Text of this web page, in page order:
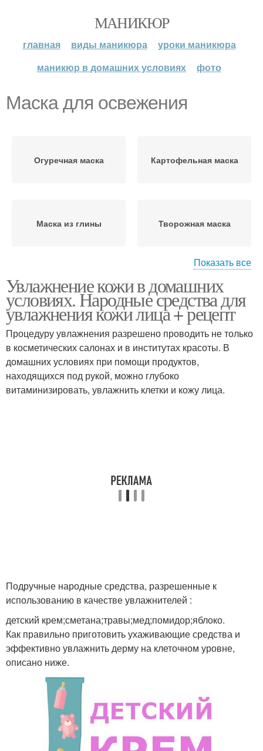
МАНИКЮР
главная виды маникюра
уроки маникюра
маникюр в домашних условиях
фото
Маска для освежения
Огуречная маска Картофельная маска
Маска из глины Творожная маска
Маска из томатов Маски для лица
Показать все
Увлажнение кожи в домашних
условиях. Народные средства для
увлажнения кожи лица + рецепт
Процедуру увлажнения разрешено проводить не только
в косметических салонах и в институтах красоты. В
домашних условиях при помощи продуктов,
находящихся под рукой, можно глубоко
витаминизировать, увлажнить клетки и кожу лица.
Подручные народные средства, разрешенные к
использованию в качестве увлажнителей :
детский крем;сметана;травы;мед;помидор;яблоко.
Как правильно приготовить ухаживающие средства и
эффективно увлажнить дерму на клеточном уровне,
описано ниже.